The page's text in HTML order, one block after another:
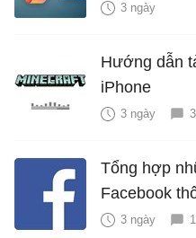
năng mới
3 ngày
Hướng dẫn
iPhone
3 ngày 3
Tổng hợp
Facebook
3 ngày